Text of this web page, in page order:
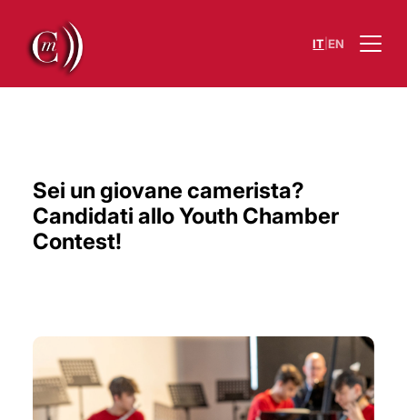
IT EN
Sei un giovane camerista?
Candidati allo Youth Chamber
Contest!